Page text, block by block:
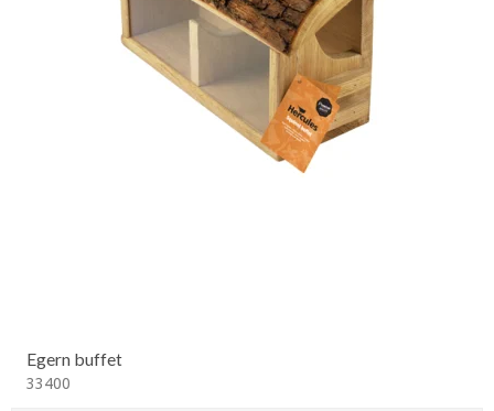
Egern buffet
33400